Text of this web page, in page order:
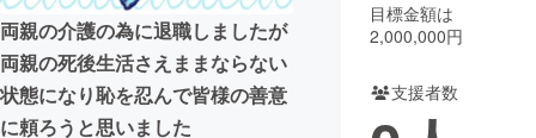
映像・映画 書籍・雑誌
ビジネス・起業 チャレンジ
両親の介護の為に退職しましたが
両親の死後生活さえままならない
状態になり恥を忍んで皆様の善意
に頼ろうと思いました
目標金額は
2,000,000円
支援者数